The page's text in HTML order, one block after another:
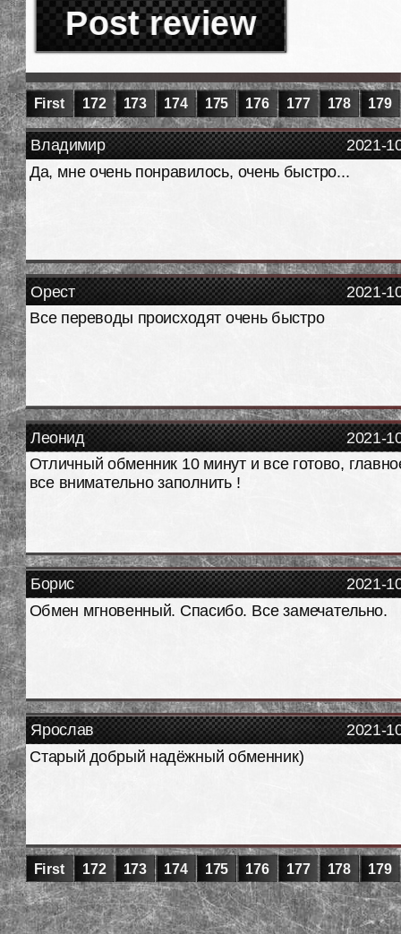
Post review
First 172 173 174 175 176 177 178 179
2021-
Владимир
Да, мне очень понравилось, очень быстро...
2021-
Орест
Все переводы происходят очень быстро
2021-
Леонид
Отличный обменник 10 минут и все готово,
все внимательно заполнить !
2021-
Борис
Обмен мгновенный. Спасибо. Все замечательно.
2021-
Ярослав
Старый добрый надёжный обменник)
First 172 173 174 175 176 177 178 179